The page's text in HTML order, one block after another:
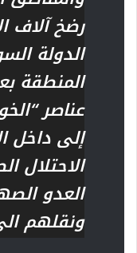
رضخ آلاف
الدولة
المنطقة
عناصر
إلى داخل
الاحتلال
العدو
ونقلهم